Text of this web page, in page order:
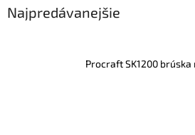
Najpredávanejšie
Procraft SK1200